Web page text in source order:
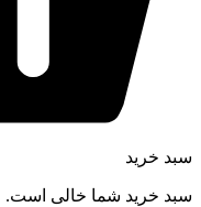
سبد خرید
سبد خرید شما خالی است.